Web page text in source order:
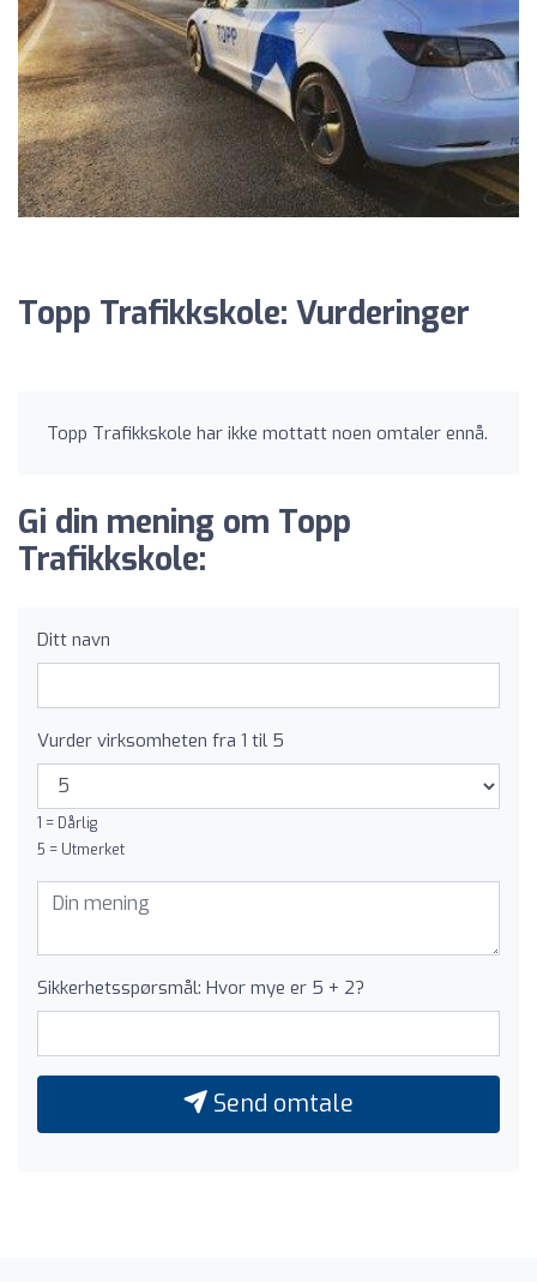
Topp Trafikkskole: Vurderinger
Topp Trafikkskole har ikke mottatt noen omtaler ennå.
Gi din mening om Topp
Trafikkskole:
Ditt navn
Vurder virksomheten fra 1 til 5
1 = Dårlig
5 = Utmerket
Sikkerhetsspørsmål: Hvor mye er 5 + 2?
Send omtale